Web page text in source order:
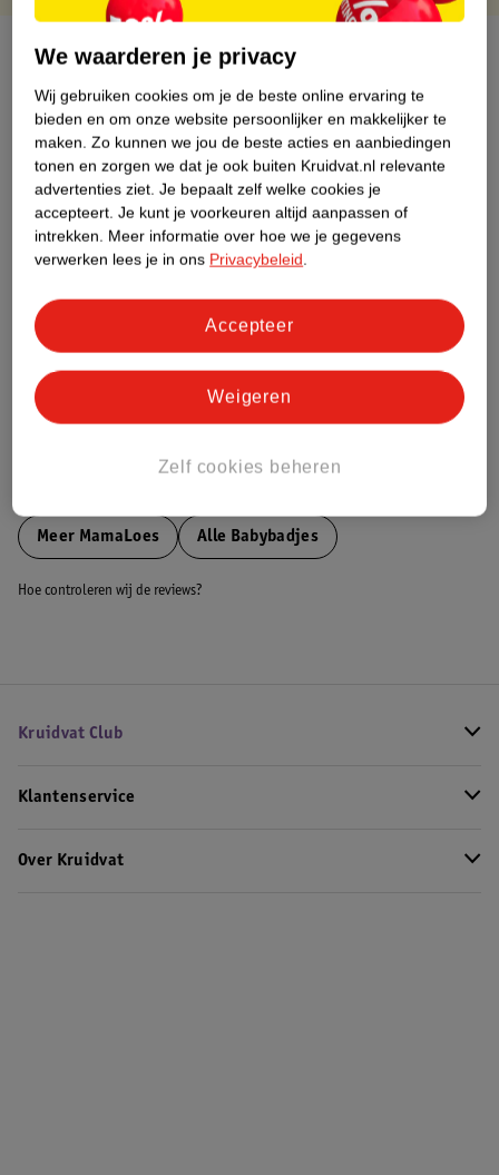
Over dit product
Productinformatie
Etiketinformatie
Nature Impact Score
Dit product heeft (nog) geen Nature
Meer informatie
Bestel & Bezorginformatie
Meer MamaLoes Alle Babybadjes
Hoe controleren wij de reviews?
Kruidvat Club
Klantenservice
Over Kruidvat
We waarderen je privacy
Wij gebruiken cookies om je de beste online ervaring te
bieden en om onze website persoonlijker en makkelijker te
maken. Zo kunnen we jou de beste acties en aanbiedingen
tonen en zorgen we dat je ook buiten Kruidvat.nl relevante
advertenties ziet. Je bepaalt zelf welke cookies je
accepteert. Je kunt je voorkeuren altijd aanpassen of
intrekken. Meer informatie over hoe we je gegevens
verwerken lees je in ons Privacybeleid.
Zelf cookies beheren
Weigeren
Accepteer